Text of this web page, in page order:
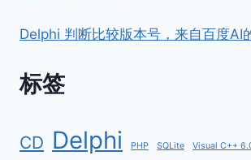
Delphi 判断比较版本号，来自百度AI
标签
CD Delphi PHP SQLite Visual C++